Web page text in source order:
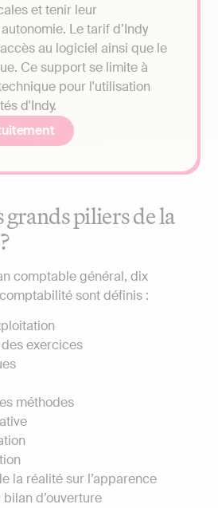
et tenir leur
Le tarif d’Indy
au logiciel ainsi que le
Ce support se limite à
pour l'utilisation
d'Indy.
grands piliers de la
comptable général, dix
sont définis :
exercices
méthodes
la réalité sur l’apparence
d’ouverture